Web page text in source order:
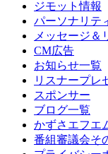
ジモット情報
パーソナリテ
メッセージ＆
CM広告
お知らせ一覧
リスナープレ
スポンサー
ブログ一覧
かずさエフエ
番組審議会そ